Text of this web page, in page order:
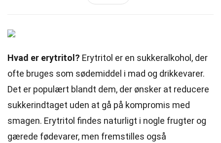
Hvad er erytritol? Erytritol er en sukkeralkohol, der
ofte bruges som sødemiddel i mad og drikkevarer.
Det er populært blandt dem, der ønsker at reducere
sukkerindtaget uden at gå på kompromis med
smagen. Erytritol findes naturligt i nogle frugter og
gærede fødevarer, men fremstilles også